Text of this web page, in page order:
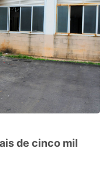
de cinco mil